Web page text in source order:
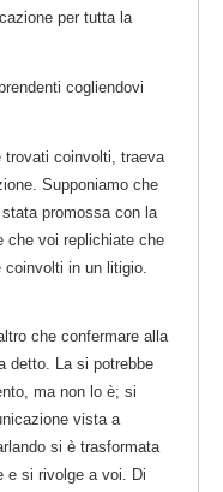
per tutta la
cogliendovi
coinvolti, traeva
Supponiamo che
promossa con la
che voi replichiate che
in un litigio.
che confermare alla
detto. La si potrebbe
ma non lo è; si
vista a
si è trasformata
e si rivolge a voi. Di